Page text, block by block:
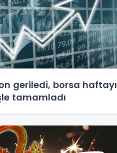
geriledi, borsa haftayı
tamamladı